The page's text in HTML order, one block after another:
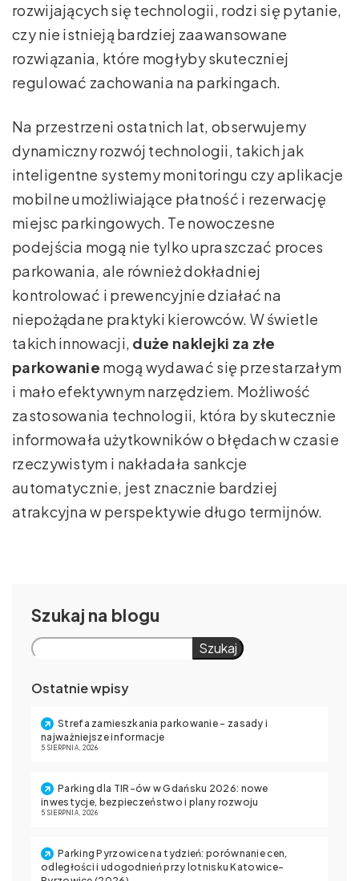
rozwijających się technologii, rodzi się pytanie,
czy nie istnieją bardziej zaawansowane
rozwiązania, które mogłyby skuteczniej
regulować zachowania na parkingach.
Na przestrzeni ostatnich lat, obserwujemy
dynamiczny rozwój technologii, takich jak
inteligentne systemy monitoringu czy aplikacje
mobilne umożliwiające płatność i rezerwację
miejsc parkingowych. Te nowoczesne
podejścia mogą nie tylko upraszczać proces
parkowania, ale również dokładniej
kontrolować i prewencyjnie działać na
niepożądane praktyki kierowców. W świetle
takich innowacji, duże naklejki za złe
parkowanie mogą wydawać się przestarzałym
i mało efektywnym narzędziem. Możliwość
zastosowania technologii, która by skutecznie
informowała użytkowników o błędach w czasie
rzeczywistym i nakładała sankcje
automatycznie, jest znacznie bardziej
atrakcyjna w perspektywie długo termijnów.
Szukaj
Szukaj
Ostatnie wpisy
Strefa zamieszkania parkowanie – zasady i
najważniejsze informacje
5 SIERPNIA, 2026
Parking dla TIR-ów w Gdańsku 2026: nowe
inwestycje, bezpieczeństwo i plany rozwoju
5 SIERPNIA, 2026
Parking Pyrzowice na tydzień: porównanie cen,
odległości i udogodnień przy lotnisku Katowice-